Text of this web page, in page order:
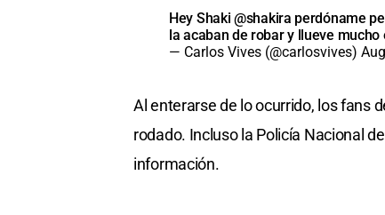
Hey Shaki @shakira perdóname
la acaban de robar y llueve mucho
— Carlos Vives (@carlosvives)
Al enterarse de lo ocurrido, los fans
rodado. Incluso la Policía Nacional
información.